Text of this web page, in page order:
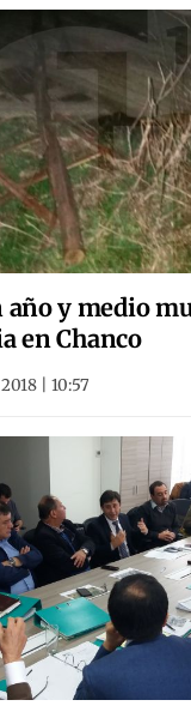
y medio
en Chanco
| 10:57